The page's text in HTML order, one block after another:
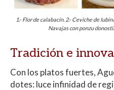
1.- Flor de calabacín. 2.- Ceviche de
Navajas con ponzu
Tradición e
Con los platos fuertes,
dotes: luce infinidad de